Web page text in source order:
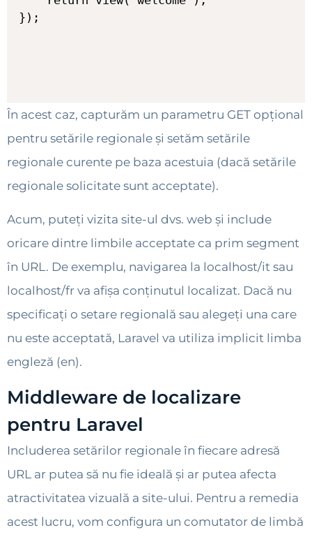
});
În acest caz, capturăm un parametru GET opțional
pentru setările regionale și setăm setările
regionale curente pe baza acestuia (dacă setările
regionale solicitate sunt acceptate).
Acum, puteți vizita site-ul dvs. web și include
oricare dintre limbile acceptate ca prim segment
în URL. De exemplu, navigarea la localhost/it sau
localhost/fr va afișa conținutul localizat. Dacă nu
specificați o setare regională sau alegeți una care
nu este acceptată, Laravel va utiliza implicit limba
engleză (en).
Middleware de localizare
pentru Laravel
Includerea setărilor regionale în fiecare adresă
URL ar putea să nu fie ideală și ar putea afecta
atractivitatea vizuală a site-ului. Pentru a remedia
acest lucru, vom configura un comutator de limbă